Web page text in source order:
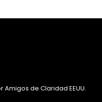
de Claridad EEUU.